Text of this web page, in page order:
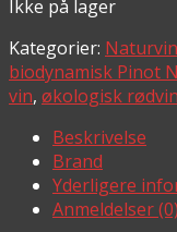
Ikke på lager
Kategorier: Naturvin
biodynamisk Pinot
vin, økologisk rødvin
Beskrivelse
Brand
Yderligere
Anmeldelser (0)